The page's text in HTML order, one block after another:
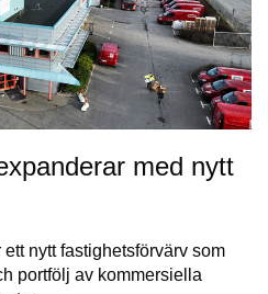
med nytt
nytt fastighetsförvärv som
portfölj av kommersiella